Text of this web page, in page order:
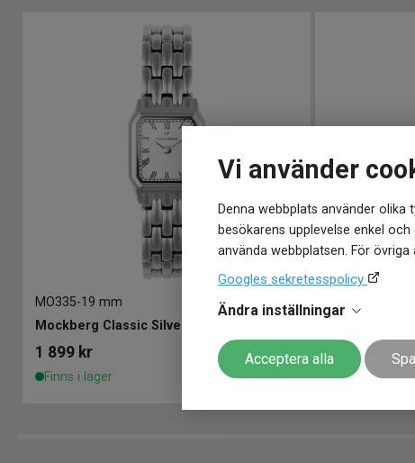
Vi använder
Denna webbplats använder
besökarens upplevelse enkel
använda webbplatsen. För
Googles sekretesspolicy
Ändra inställningar
Acceptera alla
MO335-19 mm
Mockberg Classic Silver 19x25mm
1 899 kr
Finns i lager
2 199
Finns i lager